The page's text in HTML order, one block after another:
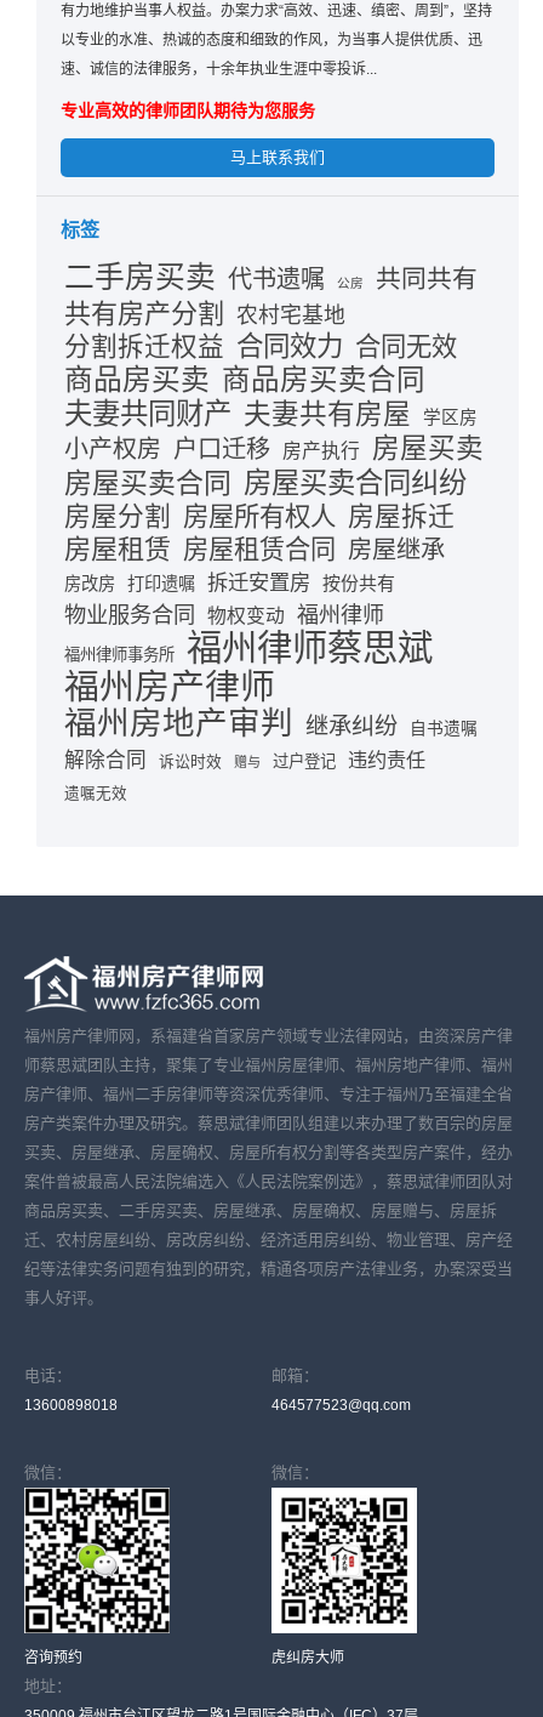
有力地维护当事人权益。办案力求“高效、迅速、缜密、周到”，坚持
以专业的水准、热诚的态度和细致的作风，为当事人提供优质、迅
速、诚信的法律服务，十余年执业生涯中零投诉...
专业高效的律师团队期待为您服务
马上联系我们
标签
二手房买卖 代书遗嘱 公房 共同共有
共有房产分割 农村宅基地
分割拆迁权益 合同效力 合同无效
商品房买卖 商品房买卖合同
夫妻共同财产 夫妻共有房屋 学区房
小产权房 户口迁移 房产执行 房屋买卖
房屋买卖合同 房屋买卖合同纠纷
房屋分割 房屋所有权人 房屋拆迁
房屋租赁 房屋租赁合同 房屋继承
房改房 打印遗嘱 拆迁安置房 按份共有
物业服务合同 物权变动 福州律师
福州律师事务所 福州律师蔡思斌
福州房产律师
福州房地产审判 继承纠纷 自书遗嘱
解除合同 诉讼时效 赠与 过户登记 违约责任
遗嘱无效
福州房产律师网，系福建省首家房产领域专业法律网站，由资深房产律
师蔡思斌团队主持，聚集了专业福州房屋律师、福州房地产律师、福州
房产律师、福州二手房律师等资深优秀律师、专注于福州乃至福建全省
房产类案件办理及研究。蔡思斌律师团队组建以来办理了数百宗的房屋
买卖、房屋继承、房屋确权、房屋所有权分割等各类型房产案件，经办
案件曾被最高人民法院编选入《人民法院案例选》，蔡思斌律师团队对
商品房买卖、二手房买卖、房屋继承、房屋确权、房屋赠与、房屋拆
迁、农村房屋纠纷、房改房纠纷、经济适用房纠纷、物业管理、房产经
纪等法律实务问题有独到的研究，精通各项房产法律业务，办案深受当
事人好评。
电话：
13600898018
邮箱：
464577523@qq.com
微信：
咨询预约
微信：
虎纠房大师
地址：